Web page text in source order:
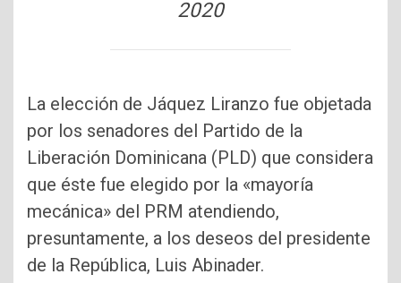
2020
La elección de Jáquez Liranzo fue objetada
por los senadores del Partido de la
Liberación Dominicana (PLD) que considera
que éste fue elegido por la «mayoría
mecánica» del PRM atendiendo,
presuntamente, a los deseos del presidente
de la República, Luis Abinader.